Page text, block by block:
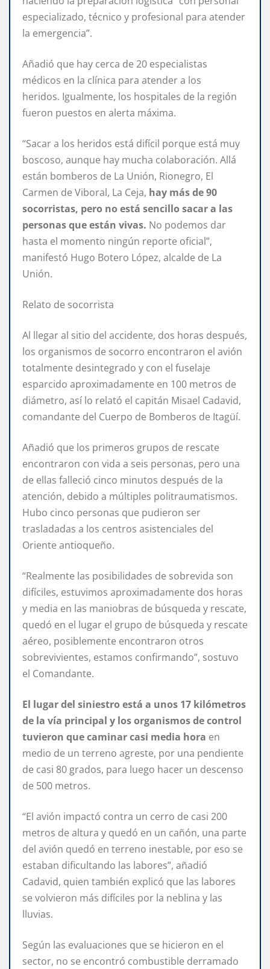
especializado, técnico y profesional para atender
la emergencia”.
Añadió que hay cerca de 20 especialistas
médicos en la clínica para atender a los
heridos. Igualmente, los hospitales de la región
fueron puestos en alerta máxima.
“Sacar a los heridos está difícil porque está muy
boscoso, aunque hay mucha colaboración. Allá
están bomberos de La Unión, Rionegro, El
Carmen de Viboral, La Ceja, hay más de 90
socorristas, pero no está sencillo sacar a las
personas que están vivas. No podemos dar
hasta el momento ningún reporte oficial”,
manifestó Hugo Botero López, alcalde de La
Unión.
Relato de socorrista
Al llegar al sitio del accidente, dos horas después,
los organismos de socorro encontraron el avión
totalmente desintegrado y con el fuselaje
esparcido aproximadamente en 100 metros de
diámetro, así lo relató el capitán Misael Cadavid,
comandante del Cuerpo de Bomberos de Itagüí.
Añadió que los primeros grupos de rescate
encontraron con vida a seis personas, pero una
de ellas falleció cinco minutos después de la
atención, debido a múltiples politraumatismos.
Hubo cinco personas que pudieron ser
trasladadas a los centros asistenciales del
Oriente antioqueño.
“Realmente las posibilidades de sobrevida son
difíciles, estuvimos aproximadamente dos horas
y media en las maniobras de búsqueda y rescate,
quedó en el lugar el grupo de búsqueda y rescate
aéreo, posiblemente encontraron otros
sobrevivientes, estamos confirmando”, sostuvo
el Comandante.
El lugar del siniestro está a unos 17 kilómetros
de la vía principal y los organismos de control
tuvieron que caminar casi media hora en
medio de un terreno agreste, por una pendiente
de casi 80 grados, para luego hacer un descenso
de 500 metros.
“El avión impactó contra un cerro de casi 200
metros de altura y quedó en un cañón, una parte
del avión quedó en terreno inestable, por eso se
estaban dificultando las labores”, añadió
Cadavid, quien también explicó que las labores
se volvieron más difíciles por la neblina y las
lluvias.
Según las evaluaciones que se hicieron en el
sector, no se encontró combustible derramado